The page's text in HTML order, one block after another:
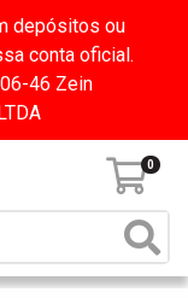
depósitos ou
conta oficial.
46 Zein
0